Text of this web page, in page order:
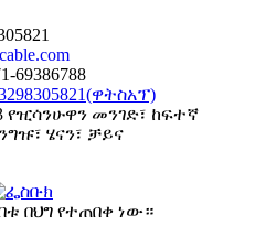
69386788
የዢሳንሁዋን መንገድ፣ ከፍተኛ
ሄናን፣ ቻይና
በህግ የተጠበቀ ነው።